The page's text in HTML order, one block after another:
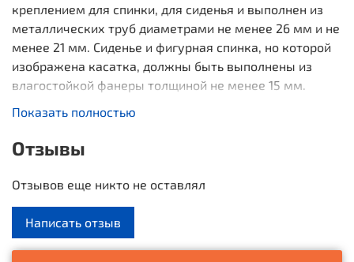
креплением для спинки, для сиденья и выполнен из
металлических труб диаметрами не менее 26 мм и не
менее 21 мм. Сиденье и фигурная спинка, но которой
изображена касатка, должны быть выполнены из
влагостойкой фанеры толщиной не менее 15 мм.
Габаритные размеры
Показать полностью
Отзывы
Отзывов еще никто не оставлял
Написать отзыв